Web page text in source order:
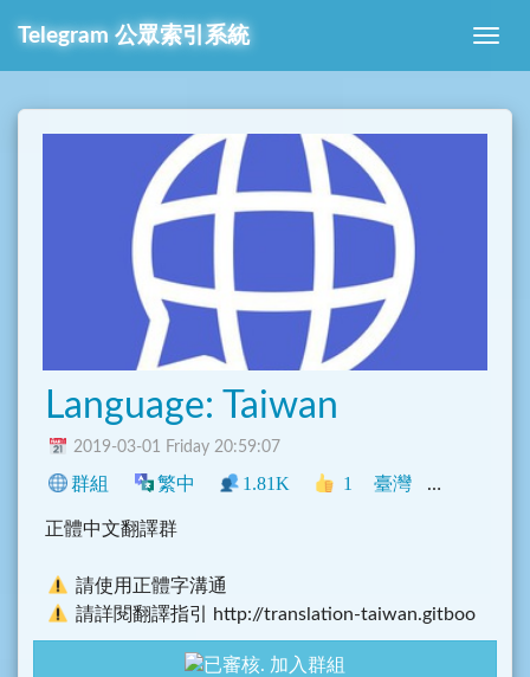
Telegram 公眾索引系統
Language: Taiwan
2019-03-01 Friday 20:59:07
群組 繁中 1.81K 1 臺灣 Telegram
正體中文翻譯群
請使用正體字溝通
請詳閱翻譯指引 http://translation-taiwan.gitboo
k.io/
加入群組